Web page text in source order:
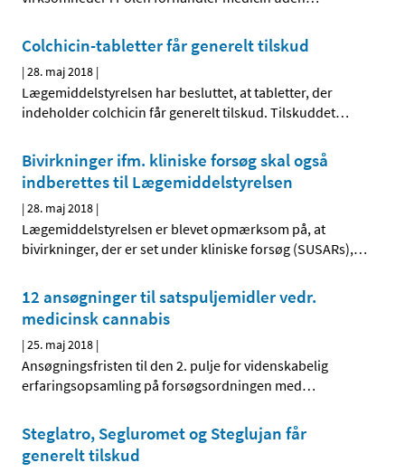
Colchicin-tabletter får generelt tilskud
|28. maj 2018 |
Lægemiddelstyrelsen har besluttet, at tabletter, der
indeholder colchicin får generelt tilskud. Tilskuddet…
Bivirkninger ifm. kliniske forsøg skal også
indberettes til Lægemiddelstyrelsen
|28. maj 2018 |
Lægemiddelstyrelsen er blevet opmærksom på, at
bivirkninger, der er set under kliniske forsøg (SUSARs),…
12 ansøgninger til satspuljemidler vedr.
medicinsk cannabis
|25. maj 2018 |
Ansøgningsfristen til den 2. pulje for videnskabelig
erfaringsopsamling på forsøgsordningen med…
Steglatro, Segluromet og Steglujan får
generelt tilskud